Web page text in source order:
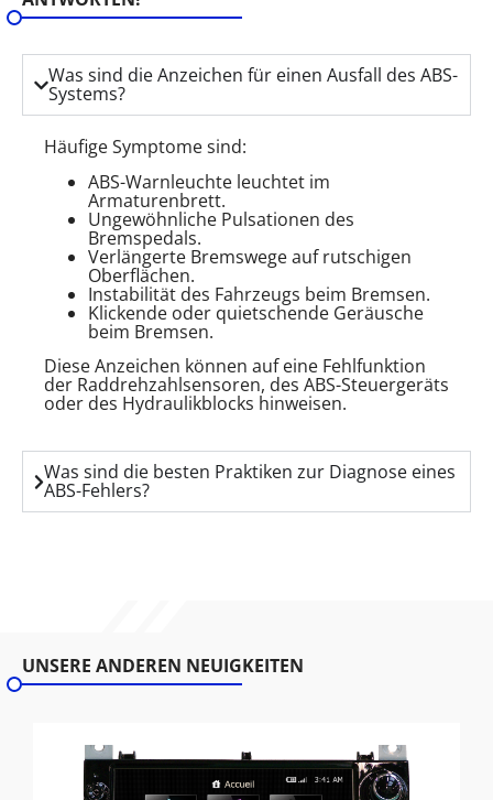
Was sind die Anzeichen für einen Ausfall des ABS-
Systems?
Häufige Symptome sind:
ABS-Warnleuchte leuchtet im
Armaturenbrett.
Ungewöhnliche Pulsationen des
Bremspedals.
Verlängerte Bremswege auf rutschigen
Oberflächen.
Instabilität des Fahrzeugs beim Bremsen.
Klickende oder quietschende Geräusche
beim Bremsen.
Diese Anzeichen können auf eine Fehlfunktion
der Raddrehzahlsensoren, des ABS-Steuergeräts
oder des Hydraulikblocks hinweisen.
Was sind die besten Praktiken zur Diagnose eines
ABS-Fehlers?
UNSERE ANDEREN NEUIGKEITEN